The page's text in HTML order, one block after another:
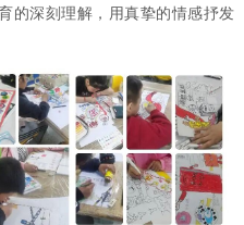
的深刻理解，用真挚的情感抒发